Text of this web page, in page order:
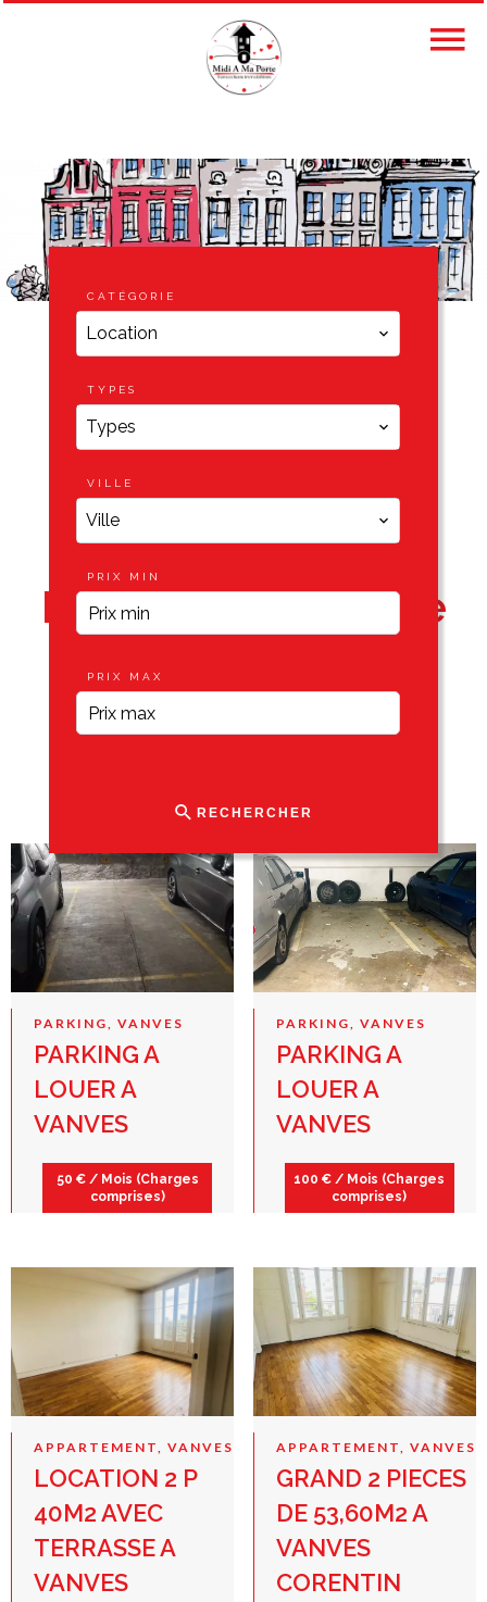
CATÉGORIE
Location
TYPES
Types
VILLE
Ville
PRIX MIN
PRIX MAX
RECHERCHER
Notre catalogue de
locations
PARKING, VANVES
PARKING A
LOUER A
VANVES
50 € / Mois (Charges
comprises)
PARKING, VANVES
PARKING A
LOUER A
VANVES
100 € / Mois (Charges
comprises)
APPARTEMENT, VANVES
LOCATION 2 P
40M2 AVEC
TERRASSE A
VANVES
APPARTEMENT, VANVES
GRAND 2 PIECES
DE 53,60M2 A
VANVES
CORENTIN